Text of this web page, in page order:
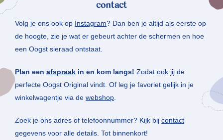
contact
Volg je ons ook op Instagram? Dan ben je altijd als eerste op
de hoogte, zie je wat er gebeurt achter de schermen en hoe
een Oogst sieraad ontstaat.
Plan een afspraak in en kom langs! Zodat ook jij de
perfecte Oogst Original vindt. Of leg je favoriet gelijk in je
winkelwagentje via de webshop
Zoek je ons adres of telefoonnummer? Kijk bij contact
gegevens voor alle details. Tot binnenkort!